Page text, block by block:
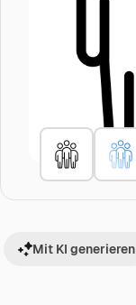
Mit KI generieren